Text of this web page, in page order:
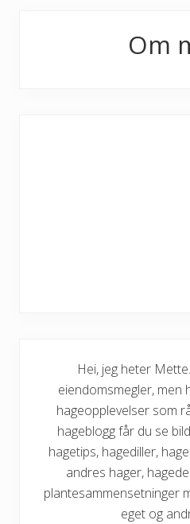
Om
Hei, jeg heter
eiendomsmegler, men
hageopplevelser som
hageblogg får du se
hagetips, hagediller,
andres hager,
plantesammensetninger
eget og